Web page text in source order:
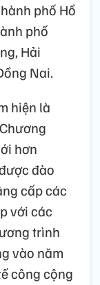
phố Hồ
phố
Hải
Nai.
hiện là
hơn
đào
cấp các
với các
trình
vào năm
công cộng